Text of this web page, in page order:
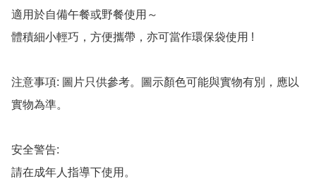
適用於自備午餐或野餐使用～
體積細小輕巧，方便攜帶，亦可當作環保袋使用 !
注意事項: 圖片只供參考。圖示顏色可能與實物有別，應以
實物為準。
安全警告:
請在成年人指導下使用。